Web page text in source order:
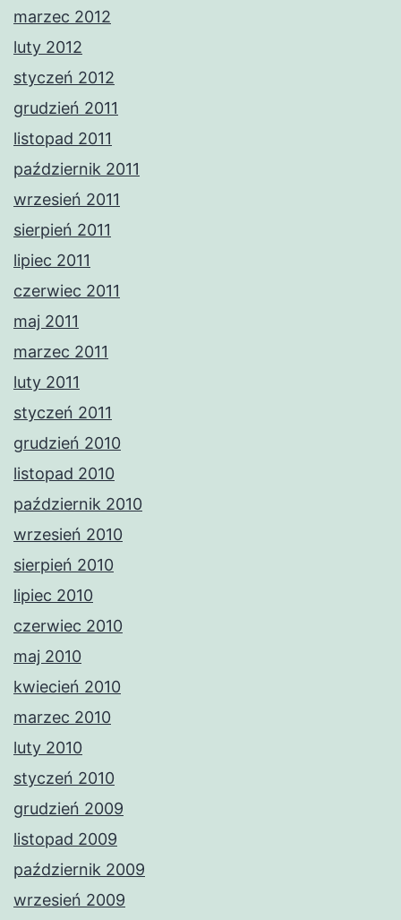
marzec 2012
luty 2012
styczeń 2012
grudzień 2011
listopad 2011
październik 2011
wrzesień 2011
sierpień 2011
lipiec 2011
czerwiec 2011
maj 2011
marzec 2011
luty 2011
styczeń 2011
grudzień 2010
listopad 2010
październik 2010
wrzesień 2010
sierpień 2010
lipiec 2010
czerwiec 2010
maj 2010
kwiecień 2010
marzec 2010
luty 2010
styczeń 2010
grudzień 2009
listopad 2009
październik 2009
wrzesień 2009